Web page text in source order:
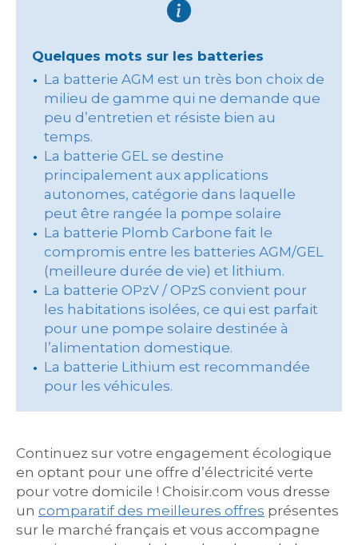
Quelques mots sur les batteries
La batterie AGM est un très bon choix de
milieu de gamme qui ne demande que
peu d’entretien et résiste bien au
temps.
La batterie GEL se destine
principalement aux applications
autonomes, catégorie dans laquelle
peut être rangée la pompe solaire
La batterie Plomb Carbone fait le
compromis entre les batteries AGM/GEL
(meilleure durée de vie) et lithium.
La batterie OPzV / OPzS convient pour
les habitations isolées, ce qui est parfait
pour une pompe solaire destinée à
l’alimentation domestique.
La batterie Lithium est recommandée
pour les véhicules.
Continuez sur votre engagement écologique
en optant pour une offre d’électricité verte
pour votre domicile ! Choisir.com vous dresse
un comparatif des meilleures offres présentes
sur le marché français et vous accompagne